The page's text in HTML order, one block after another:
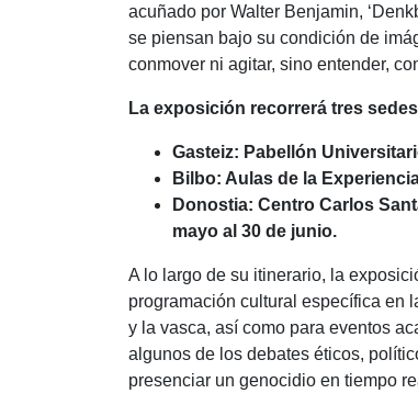
acuñado por Walter Benjamin,
se piensan bajo su condición de
conmover ni agitar, sino entender,
La exposición recorrerá tres
Gasteiz: Pabellón
Bilbo: Aulas de la
Donostia: Centro Carlos
mayo al 30 de junio.
A lo largo de su itinerario, la
programación cultural específica en
y la vasca, así como para eventos
algunos de los debates éticos,
presenciar un genocidio en tiempo